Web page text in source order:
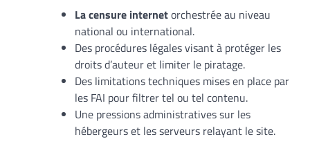
La censure internetorchestrée au niveau
national ou international.
Des procédures légales visant à protéger les
droits d’auteur et limiter le piratage.
Des limitations techniques mises en place par
les FAI pour filtrer tel ou tel contenu.
Une pressions administratives sur les
hébergeurs et les serveurs relayant le site.